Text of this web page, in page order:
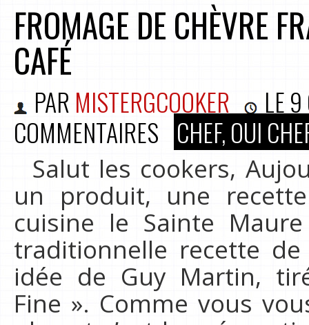
FROMAGE DE CHÈVRE
CAFÉ
PAR MISTERGCOOKER LE9
COMMENTAIRES CHEF, OUI
Salut les cookers,
un produit, une
cuisine le Sainte
traditionnelle recette
idée de Guy Martin,
Fine ». Comme vous